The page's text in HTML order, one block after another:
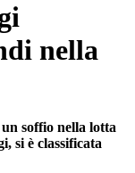
nella
soffio nella lotta
si è classificata